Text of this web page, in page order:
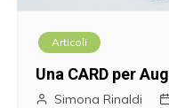
Articoli
Una CARD per
Simona Rinaldi